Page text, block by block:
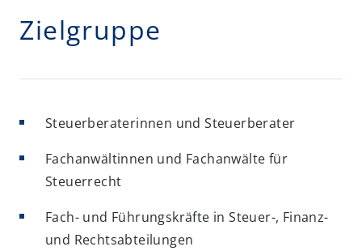
Zielgruppe
Steuerberaterinnen und Steuerberater
Fachanwältinnen und Fachanwälte für
Steuerrecht
Fach- und Führungskräfte in Steuer-, Finanz-
und Rechtsabteilungen